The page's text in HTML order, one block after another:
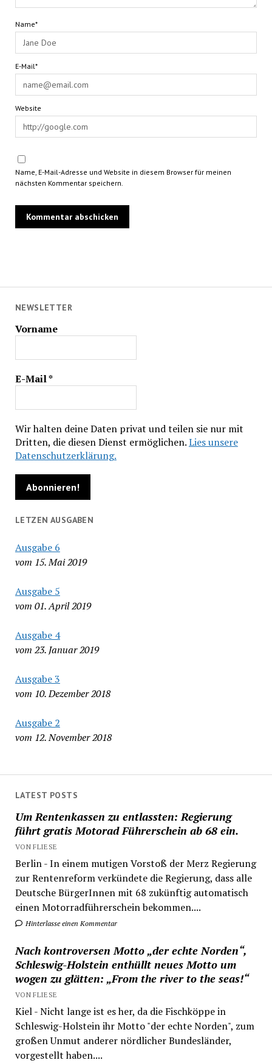
NEWSLETTER
Vorname
E-Mail*
Wir halten deine Daten privat und teilen sie nur mit
Dritten, die diesen Dienst ermöglichen.Lies unsere
Datenschutzerklärung.
LETZEN AUSGABEN
Ausgabe 6
vom 15. Mai 2019
Ausgabe 5
vom 01. April 2019
Ausgabe 4
vom 23. Januar 2019
Ausgabe 3
vom 10. Dezember 2018
Ausgabe 2
vom 12. November 2018
Name*
E-Mail*
Website
Name, E-Mail-Adresse und Website in diesem Browser für meinen
nächsten Kommentar speichern.
LATEST POSTS
Um Rentenkassen zu entlassten: Regierung
führt gratis Motorad Führerschein ab 68 ein.
VON FLIESE
Berlin - In einem mutigen Vorstoß der Merz Regierung
zur Rentenreform verkündete die Regierung, dass alle
Deutsche BürgerInnen mit 68 zukünftig automatisch
einen Motorradführerschein bekommen....
Hinterlasse einen Kommentar
Nach kontroversen Motto „der echte Norden“,
Schleswig-Holstein enthüllt neues Motto um
wogen zu glätten: „From the river to the seas!“
VON FLIESE
Kiel - Nicht lange ist es her, da die Fischköppe in
Schleswig-Holstein ihr Motto "der echte Norden", zum
großen Unmut anderer nördlicher Bundesländer,
vorgestellt haben....